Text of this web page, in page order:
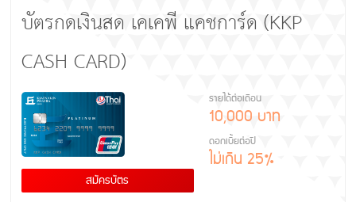
บัตรกดเงินสด เคเคพี แคชการ์ด (KKP
CASH CARD)
สมัครบัตร
รายได้ต่อเดือน
10,000 บาท
ดอกเบี้ยต่อปี
ไม่เกิน 25%